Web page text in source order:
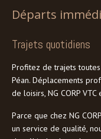
Départs
Trajets quotidiens
Profitez de trajets
Péan. Déplacements
de loisirs, NG CORP
Parce que chez NG
un service de qualité,